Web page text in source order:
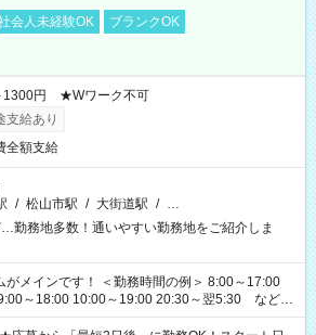
会人未経験OK
ブランクOK
1300円 ★Wワーク不可
支給あり
全額支給
/ 松山市駅 / 大街道駅 / …
勤務地多数！通いやすい勤務地をご紹介しま
＜勤務時間の例＞ 8:00～17:00
～18:00 10:00～19:00 20:30～翌5:30 など ★
時間多数！ 日勤のみ、残業なし、交替制など